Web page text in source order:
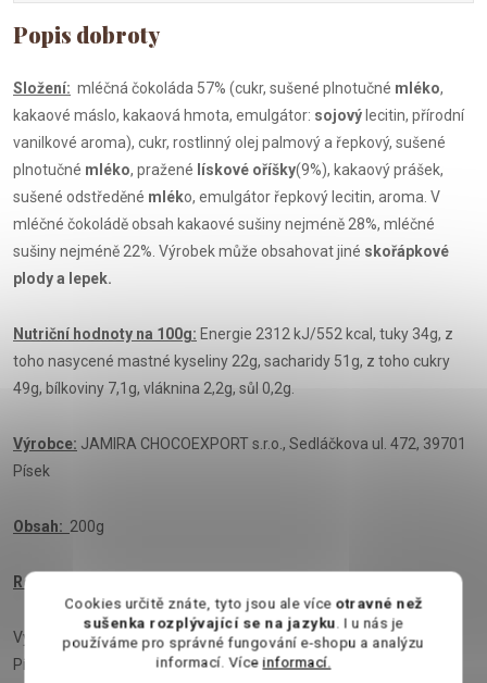
Cookies určitě znáte, tyto jsou ale více otravné než
sušenka rozplývající se na jazyku. I u nás je
používáme pro správné fungování e-shopu a analýzu
informací. Víceinformací.
Složení: mléčná čokoláda 57% (cukr, sušené plnotučné mléko,
kakaové máslo, kakaová hmota, emulgátor: sojový lecitin, přírodní
vanilkové aroma), cukr, rostlinný olej palmový a řepkový, sušené
plnotučné mléko, pražené lískové oříšky(9%), kakaový prášek,
sušené odstředěné mléko, emulgátor řepkový lecitin, aroma. V
mléčné čokoládě obsah kakaové sušiny nejméně 28%, mléčné
sušiny nejméně 22%. Výrobek může obsahovat jiné skořápkové
plody a lepek.
Nutriční hodnoty na 100g: Energie 2312 kJ/552 kcal, tuky 34g, z
toho nasycené mastné kyseliny 22g, sacharidy 51g, z toho cukry
49g, bílkoviny 7,1g, vláknina 2,2g, sůl 0,2g.
Výrobce: JAMIRA CHOCOEXPORT s.r.o., Sedláčkova ul. 472, 39701
Písek
Obsah: 200g
Rozměr:
Výrobce: JAMIRA CHOCOEXPORT s.r.o., Sedláčkova ul. 472, 39701
Písek